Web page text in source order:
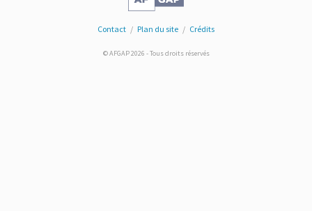
Contact / Plan du site / Crédits
© AFGAP 2026 - Tous droits réservés